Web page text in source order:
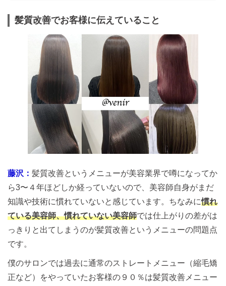
髪質改善でお客様に伝えていること
藤沢： 髪質改善というメニューが美容業界で噂になってか
ら3〜４年ほどしか経っていないので、美容師自身がまだ
知識や技術に慣れていないと感じています。ちなみに慣れ
ている美容師、慣れていない美容師では仕上がりの差がは
っきりと出てしまうのが髪質改善というメニューの問題点
です。
僕のサロンでは過去に通常のストレートメニュー（縮毛矯
正など）をやっていたお客様の９０％は髪質改善メニュー